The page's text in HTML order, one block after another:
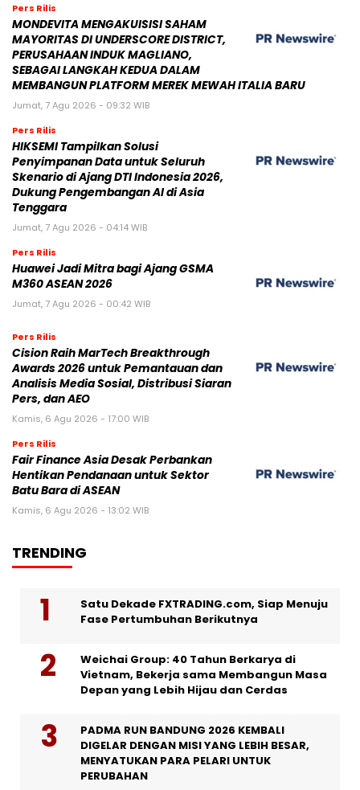
Pers Rilis
MONDEVITA MENGAKUISISI SAHAM
MAYORITAS DI UNDERSCORE DISTRICT,
PERUSAHAAN INDUK MAGLIANO,
SEBAGAI LANGKAH KEDUA DALAM
MEMBANGUN PLATFORM MEREK MEWAH ITALIA BARU
Jumat, 7 Agu 2026 - 09:32 WIB
Pers Rilis
HIKSEMI Tampilkan Solusi
Penyimpanan Data untuk Seluruh
Skenario di Ajang DTI Indonesia 2026,
Dukung Pengembangan AI di Asia
Tenggara
Jumat, 7 Agu 2026 - 04:14 WIB
Pers Rilis
Huawei Jadi Mitra bagi Ajang GSMA
M360 ASEAN 2026
Jumat, 7 Agu 2026 - 00:42 WIB
Pers Rilis
Cision Raih MarTech Breakthrough
Awards 2026 untuk Pemantauan dan
Analisis Media Sosial, Distribusi Siaran
Pers, dan AEO
Kamis, 6 Agu 2026 - 17:00 WIB
Pers Rilis
Fair Finance Asia Desak Perbankan
Hentikan Pendanaan untuk Sektor
Batu Bara di ASEAN
Kamis, 6 Agu 2026 - 13:02 WIB
TRENDING
Satu Dekade FXTRADING.com, Siap Menuju
Fase Pertumbuhan Berikutnya
Weichai Group: 40 Tahun Berkarya di
Vietnam, Bekerja sama Membangun Masa
Depan yang Lebih Hijau dan Cerdas
PADMA RUN BANDUNG 2026 KEMBALI
DIGELAR DENGAN MISI YANG LEBIH BESAR,
MENYATUKAN PARA PELARI UNTUK
PERUBAHAN